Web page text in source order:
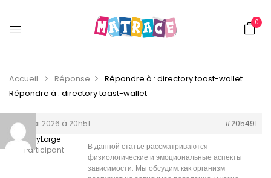
0
Accueil Réponse
Répondre à : directory toast-wallet
Répondre à : directory toast-wallet
28 mai 2026 à 20h51
#205491
HenryLorge
Participant
В данной статье рассматриваются
физиологические и эмоциональные аспекты
зависимости. Мы обсудим, как организм